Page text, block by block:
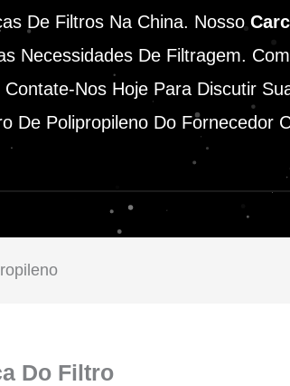
De Filtros Na China. Nosso
Necessidades De Filtragem.
Nos Hoje Para Discutir
De Polipropileno Do Fornecedor
Do Filtro